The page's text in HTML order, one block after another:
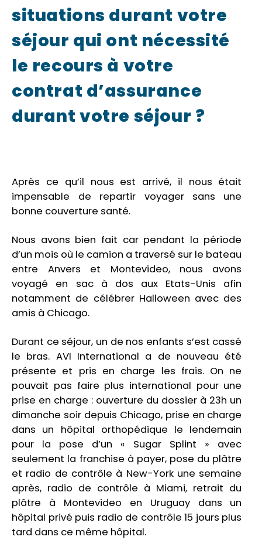
situations durant votre
séjour qui ont nécessité
le recours à votre
contrat d’assurance
durant votre séjour ?
Après ce qu’il nous est arrivé, il nous était
impensable de repartir voyager sans une
bonne couverture santé.
Nous avons bien fait car pendant la période
d’un mois où le camion a traversé sur le bateau
entre Anvers et Montevideo, nous avons
voyagé en sac à dos aux Etats-Unis afin
notamment de célébrer Halloween avec des
amis à Chicago.
Durant ce séjour, un de nos enfants s’est cassé
le bras. AVI International a de nouveau été
présente et pris en charge les frais. On ne
pouvait pas faire plus international pour une
prise en charge : ouverture du dossier à 23h un
dimanche soir depuis Chicago, prise en charge
dans un hôpital orthopédique le lendemain
pour la pose d’un « Sugar Splint » avec
seulement la franchise à payer, pose du plâtre
et radio de contrôle à New-York une semaine
après, radio de contrôle à Miami, retrait du
plâtre à Montevideo en Uruguay dans un
hôpital privé puis radio de contrôle 15 jours plus
tard dans ce même hôpital.